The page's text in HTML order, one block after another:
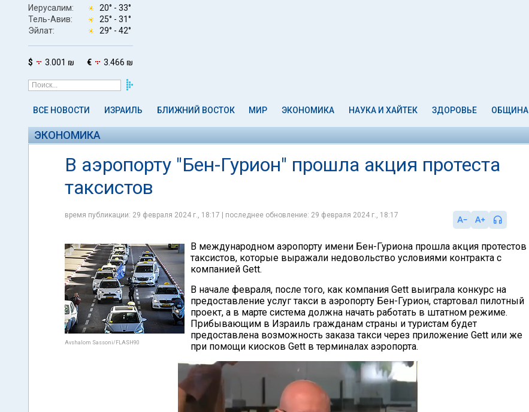
Иерусалим: 20° - 33°
Тель-Авив:
25° - 31°
Эйлат:
29° - 42°
$ 3.001 ₪ € 3.466 ₪
ВСЕ НОВОСТИ ИЗРАИЛЬ БЛИЖНИЙ ВОСТОК МИР ЭКОНОМИКА НАУКА И ХАЙТЕК ЗДОРОВЬЕ ОБЩИНА
ЭКОНОМИКА
В аэропорту "Бен-Гурион" прошла акция протеста
таксистов
время публикации: 29 февраля 2024 г., 18:17 | последнее обновление: 29 февраля 2024 г., 18:17
Avshalom Sassoni/FLASH90
В международном аэропорту имени Бен-Гуриона прошла акция протестов
таксистов, которые выражали недовольство условиями контракта с
компанией Gett.
В начале февраля, после того, как компания Gett выиграла конкурс на
предоставление услуг такси в аэропорту Бен-Гурион, стартовал пилотный
проект, а в марте система должна начать работать в штатном режиме.
Прибывающим в Израиль гражданам страны и туристам будет
предоставлена возможность заказа такси через приложение Gett или же
при помощи киосков Gett в терминалах аэропорта.